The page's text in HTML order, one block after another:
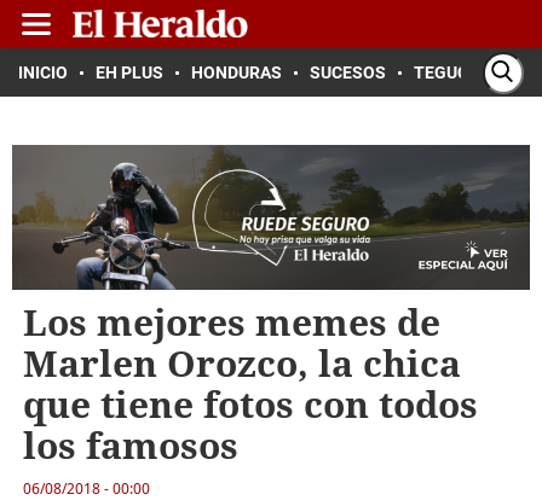
INICIO EH PLUS HONDURAS SUCESOS TEGUCIGALPA
Los mejores memes de
Marlen Orozco, la chica
que tiene fotos con todos
los famosos
06/08/2018 - 00:00